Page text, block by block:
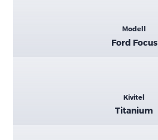
Modell
Ford Focus
Kivitel
Titanium